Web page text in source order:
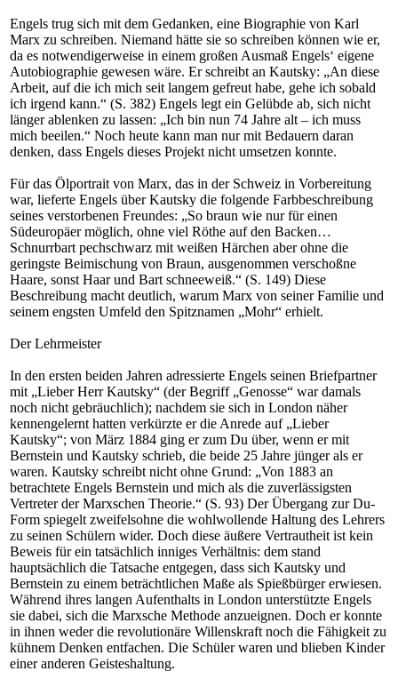
Engels trug sich mit dem Gedanken, eine Biographie von Karl
Marx zu schreiben. Niemand hätte sie so schreiben können wie er,
da es notwendigerweise in einem großen Ausmaß Engels‘ eigene
Autobiographie gewesen wäre. Er schreibt an Kautsky: „An diese
Arbeit, auf die ich mich seit langem gefreut habe, gehe ich sobald
ich irgend kann.“ (S. 382) Engels legt ein Gelübde ab, sich nicht
länger ablenken zu lassen: „Ich bin nun 74 Jahre alt – ich muss
mich beeilen.“ Noch heute kann man nur mit Bedauern daran
denken, dass Engels dieses Projekt nicht umsetzen konnte.
Für das Ölportrait von Marx, das in der Schweiz in Vorbereitung
war, lieferte Engels über Kautsky die folgende Farbbeschreibung
seines verstorbenen Freundes: „So braun wie nur für einen
Südeuropäer möglich, ohne viel Röthe auf den Backen…
Schnurrbart pechschwarz mit weißen Härchen aber ohne die
geringste Beimischung von Braun, ausgenommen verschoßne
Haare, sonst Haar und Bart schneeweiß.“ (S. 149) Diese
Beschreibung macht deutlich, warum Marx von seiner Familie und
seinem engsten Umfeld den Spitznamen „Mohr“ erhielt.
Der Lehrmeister
In den ersten beiden Jahren adressierte Engels seinen Briefpartner
mit „Lieber Herr Kautsky“ (der Begriff „Genosse“ war damals
noch nicht gebräuchlich); nachdem sie sich in London näher
kennengelernt hatten verkürzte er die Anrede auf „Lieber
Kautsky“; von März 1884 ging er zum Du über, wenn er mit
Bernstein und Kautsky schrieb, die beide 25 Jahre jünger als er
waren. Kautsky schreibt nicht ohne Grund: „Von 1883 an
betrachtete Engels Bernstein und mich als die zuverlässigsten
Vertreter der Marxschen Theorie.“ (S. 93) Der Übergang zur Du-
Form spiegelt zweifelsohne die wohlwollende Haltung des Lehrers
zu seinen Schülern wider. Doch diese äußere Vertrautheit ist kein
Beweis für ein tatsächlich inniges Verhältnis: dem stand
hauptsächlich die Tatsache entgegen, dass sich Kautsky und
Bernstein zu einem beträchtlichen Maße als Spießbürger erwiesen.
Während ihres langen Aufenthalts in London unterstützte Engels
sie dabei, sich die Marxsche Methode anzueignen. Doch er konnte
in ihnen weder die revolutionäre Willenskraft noch die Fähigkeit zu
kühnem Denken entfachen. Die Schüler waren und blieben Kinder
einer anderen Geisteshaltung.